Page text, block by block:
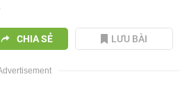
CHIA SẺ LƯU BÀI